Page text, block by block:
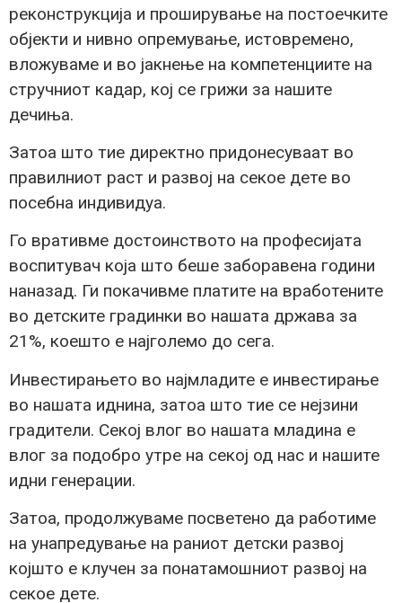
реконструкција и проширување на постоечките
објекти и нивно опремување, истовремено,
вложуваме и во јакнење на компетенциите на
стручниот кадар, кој се грижи за нашите
дечиња.
Затоа што тие директно придонесуваат во
правилниот раст и развој на секое дете во
посебна индивидуа.
Го вративме достоинството на професијата
воспитувач која што беше заборавена години
наназад. Ги покачивме платите на вработените
во детските градинки во нашата држава за
21%, коешто е најголемо до сега.
Инвестирањето во најмладите е инвестирање
во нашата иднина, затоа што тие се нејзини
градители. Секој влог во нашата младина е
влог за подобро утре на секој од нас и нашите
идни генерации.
Затоа, продолжуваме посветено да работиме
на унапредување на раниот детски развој
којшто е клучен за понатамошниот развој на
секое дете.